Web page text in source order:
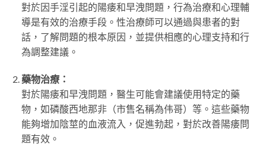
對於因手淫引起的陽痿和早洩問題，行為治療和心理輔
導是有效的治療手段。性治療師可以通過與患者的對
話，了解問題的根本原因，並提供相應的心理支持和行
為調整建議。
藥物治療：
對於陽痿和早洩問題，醫生可能會建議使用特定的藥
物，如磷酸西地那非（市售名稱為伟哥）等。這些藥物
能夠增加陰莖的血液流入，促進勃起，對於改善陽痿問
題有效。